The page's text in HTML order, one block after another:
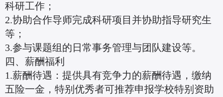
科研工作；
2.协助合作导师完成科研项目并协助指导研究生
等；
3.参与课题组的日常事务管理与团队建设等。
四、薪酬福利
1.薪酬待遇：提供具有竞争力的薪酬待遇，缴纳
五险一金，特别优秀者可推荐申报学校特别资助